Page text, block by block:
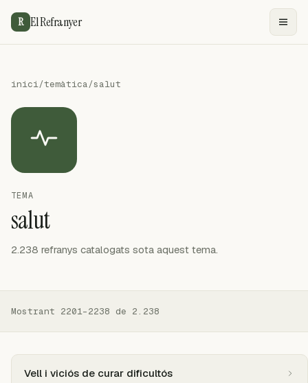
R El Refranyer
inici/temàtica/salut
TEMA
salut
2.238 refranys catalogats sota aquest tema.
Mostrant 2201–2238 de 2.238
Vell i viciós de curar dificultós